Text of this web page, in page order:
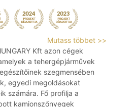
Mutass többet >>
Kft azon cégek
a tehergépjárművek
szegmensében
egyedi megoldásokat
számára. Fő profilja a
kamionszőnyegek